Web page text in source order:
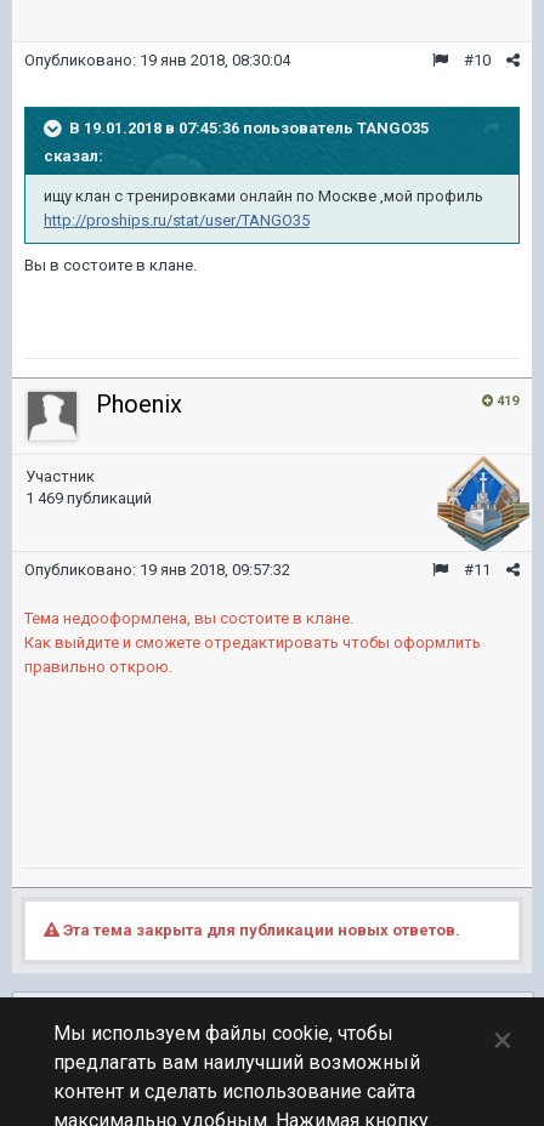
#10
Опубликовано: 19 янв 2018, 08:30:04
В 19.01.2018 в 07:45:36 пользователь TANGO35
сказал:
ищу клан с тренировками онлайн по Москве ,мой профиль
http://proships.ru/stat/user/TANGO35
Вы в состоите в клане.
419
Phoenix
Участник
1 469 публикаций
#11
Опубликовано: 19 янв 2018, 09:57:32
Тема недооформлена, вы состоите в клане.
Как выйдите и сможете отредактировать чтобы оформлить
правильно открою.
Эта тема закрыта для публикации новых ответов.
ПЕРЕЙТИ К СПИСКУ ТЕМ
Клановый
Мы используем файлы cookie, чтобы
предлагать вам наилучший возможный
контент и сделать использование сайта
максимально удобным. Нажимая кнопку
×